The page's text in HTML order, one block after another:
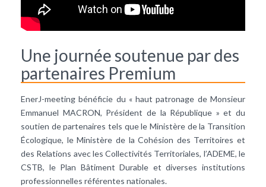
Une journée soutenue par des
partenaires Premium
EnerJ-meeting bénéficie du « haut patronage de Monsieur
Emmanuel MACRON, Président de la République » et du
soutien de partenaires tels que le Ministère de la Transition
Écologique, le Ministère de la Cohésion des Territoires et
des Relations avec les Collectivités Territoriales, l’ADEME, le
CSTB, le Plan Bâtiment Durable et diverses institutions
professionnelles référentes nationales.